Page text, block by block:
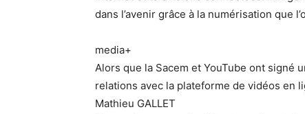
dans l’avenir grâce à la numérisation que
media+
Alors que la Sacem et YouTube ont signé
relations avec la plateforme de vidéos en
Mathieu GALLET